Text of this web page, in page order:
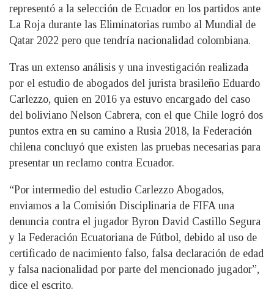
representó a la selección de Ecuador en los partidos ante
La Roja durante las Eliminatorias rumbo al Mundial de
Qatar 2022 pero que tendría nacionalidad colombiana.
Tras un extenso análisis y una investigación realizada
por el estudio de abogados del jurista brasileño Eduardo
Carlezzo, quien en 2016 ya estuvo encargado del caso
del boliviano Nelson Cabrera, con el que Chile logró dos
puntos extra en su camino a Rusia 2018, la Federación
chilena concluyó que existen las pruebas necesarias para
presentar un reclamo contra Ecuador.
“Por intermedio del estudio Carlezzo Abogados,
enviamos a la Comisión Disciplinaria de FIFA una
denuncia contra el jugador Byron David Castillo Segura
y la Federación Ecuatoriana de Fútbol, debido al uso de
certificado de nacimiento falso, falsa declaración de edad
y falsa nacionalidad por parte del mencionado jugador”,
dice el escrito.